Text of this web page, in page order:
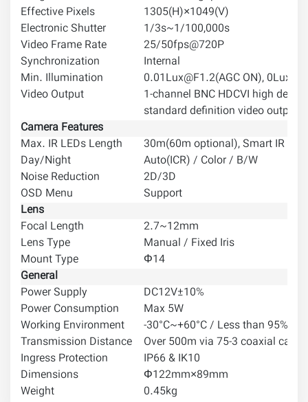
Effective Pixels
1305(H)×1049(V)
Electronic Shutter
1/3s~1/100,000s
Video Frame Rate
25/50fps@720P
Synchronization
Internal
Min. Illumination
0.01Lux@F1.2(AGC ON), 0Lux IR
Video Output
1-channel BNC HDCVI high
standard definition video output
Camera Features
Max. IR LEDs Length
30m(60m optional), Smart IR
Day/Night
Auto(ICR) / Color / B/W
Noise Reduction
2D/3D
OSD Menu
Support
Lens
Focal Length
2.7~12mm
Lens Type
Manual / Fixed Iris
Mount Type
Φ14
General
Power Supply
DC12V±10%
Power Consumption
Max 5W
Working Environment
-30°C~+60°C / Less than
Transmission Distance
Over 500m via 75-3 coaxial cable
Ingress Protection
IP66 & IK10
Dimensions
Φ122mm×89mm
Weight
0.45kg